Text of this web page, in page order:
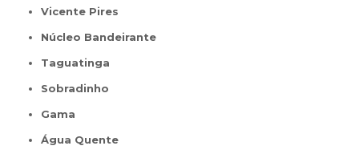
Vicente Pires
Núcleo Bandeirante
Taguatinga
Sobradinho
Gama
Água Quente